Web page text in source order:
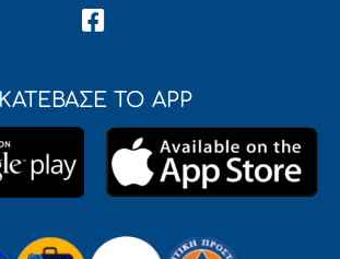
ΚΑΤΕΒΑΣΕ ΤΟ APP